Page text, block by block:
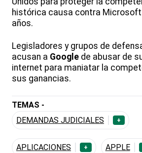
histórica causa contra
años.
Legisladores y grupos de
acusan a Google de abusar de
internet para maniatar la
sus ganancias.
TEMAS -
DEMANDAS JUDICIALES
+
APLICACIONES + APPLE